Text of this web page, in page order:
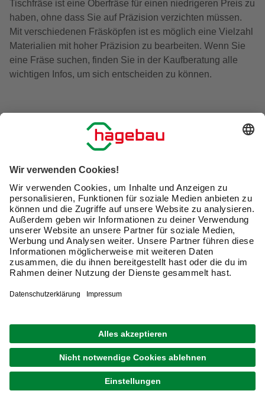
Tischfräse ist eine Oberfräse für einen niedrigeren Preis zu
haben, ohne dass Sie auf Präzision verzichten müssen.
Mit verschiedenen Fräsköpfen ist es möglich eine Vielzahl
Materialien mit hoher Präzision zu bearbeiten. Wenn Sie
eine Fräse suchen, finden Sie in der Kaufberatung alle
wichtigen Infos, um sich entscheiden zu können.
Welche Art von Fräse sollten Sie kaufen?
Arten von Fräsmaschinen, die sich je nach Einsatz und
den Achsen unterscheiden. Sie sind für Holz, weniger für
Metall geeignet. In der Übersicht ist die jeweilige
Funktionsweise des Fräswerkzeug erklärt.
Nutfräser
Diese Fräswerkzeuge sind
Nuten zu fräsen. Die Schneiden
von Standardnutfräsen befinden
sich an der Seite. Spiralnutfräser
können Sie ohne vorzubohren
einsetzen, da sie direkt in das